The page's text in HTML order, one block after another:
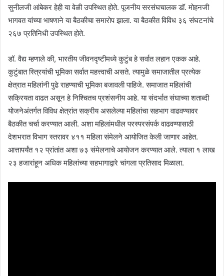
सुनीलजी आंबेकर हेही या वेळी उपस्थित होते. पूजनीय सरसंघचालक डॉ. मोहनजी
भागवत यांच्या भाषणाने या बैठकीचा समारोप झाला. या बैठकीत विविध ३६ संघटनांचे
२६७ प्रतिनिधी उपस्थित होते.
डॉ. वैद्य म्हणाले की, भारतीय जीवनदृष्टीमध्ये कुटुंब हे सर्वात लहान एकक आहे.
कुटुंबात स्त्रियांची भूमिका सर्वात महत्त्वाची असते. त्यामुळे समाजातील प्रत्येक
क्षेत्रात महिलांनी पुढे राहण्याची भूमिका बजावली पाहिजे. समाजात महिलांची
सक्रियता वाढत असून हे निश्चितच प्रशंसनीय आहे. या संदर्भात संघाच्या शताब्दी
योजनेअंतर्गत विविध क्षेत्रांत सक्रीय असलेल्या महिलांचा सहभाग वाढवण्यावर
बैठकीत चर्चा करण्यात आली. अशा महिलांमधील परस्परसंपर्क वाढवण्यासाठी
देशभरात विभाग स्तरावर ४११ महिला संमेलने आयोजित केली जाणार आहेत.
आत्तापर्यंत १२ प्रांतांत अशा ७३ संमेलनाचे आयोजन करण्यात आले. त्याला १ लाख
२३ हजारांहून अधिक महिलांच्या सहभागाद्वारे चांगला प्रतिसाद मिळाला.